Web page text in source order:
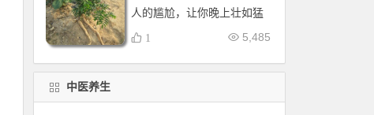
人的尴尬，让你晚上壮如猛
牛床受不了
5,485
1
中医养生